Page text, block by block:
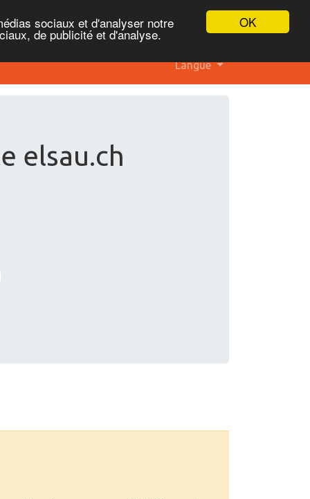
OK
sociaux et d'analyser notre
de publicité et d'analyse.
Langue
elsau.ch